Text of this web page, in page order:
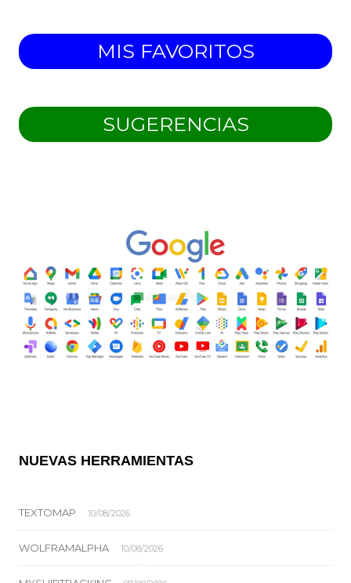
MIS FAVORITOS
SUGERENCIAS
NUEVAS HERRAMIENTAS
TEXTOMAP 10/08/2026
WOLFRAMALPHA 10/08/2026